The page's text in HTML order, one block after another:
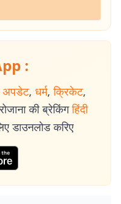
:
अपडेट, धर्म, क्रिकेट,
की ब्रेकिंग हिंदी
डाउनलोड करिए